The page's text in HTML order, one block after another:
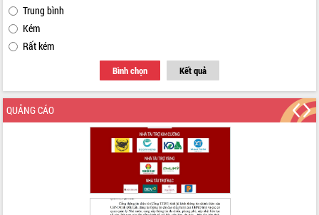
Trung bình
Kém
Rất kém
Bình chọn Kết quả
QUẢNG CÁO